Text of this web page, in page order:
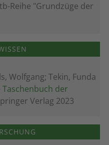
Reihe "Grundzüge der
Wolfgang; Tekin, Funda
Taschenbuch der
Verlag 2023